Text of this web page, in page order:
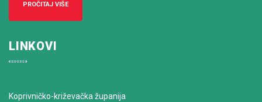
PROČITAJ VIŠE
LINKOVI
Koprivničko-križevačka županija